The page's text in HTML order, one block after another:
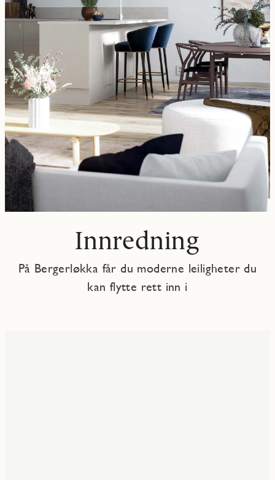
Innredning
På Bergerløkka får du moderne leiligheter du
kan flytte rett inn i